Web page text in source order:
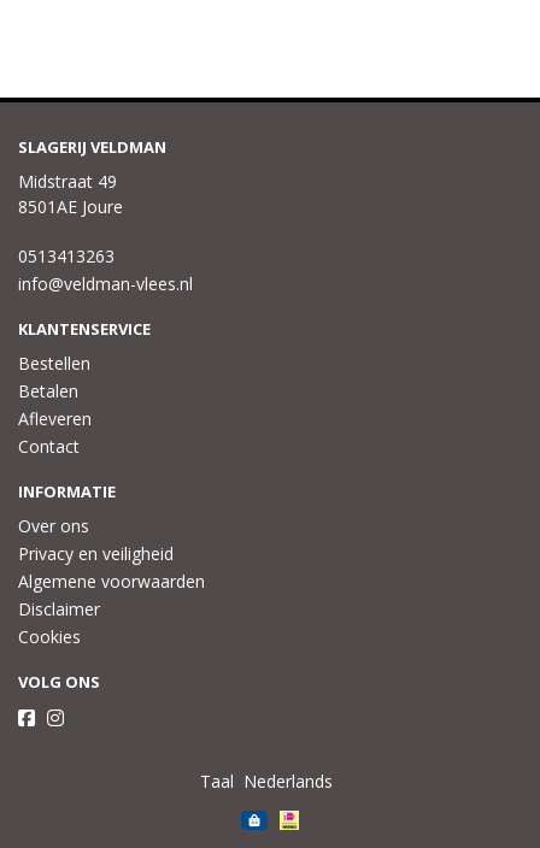
SLAGERIJ VELDMAN
Midstraat 49
8501AE Joure
0513413263
info@veldman-vlees.nl
KLANTENSERVICE
Bestellen
Betalen
Afleveren
Contact
INFORMATIE
Over ons
Privacy en veiligheid
Algemene voorwaarden
Disclaimer
Cookies
VOLG ONS
Taal